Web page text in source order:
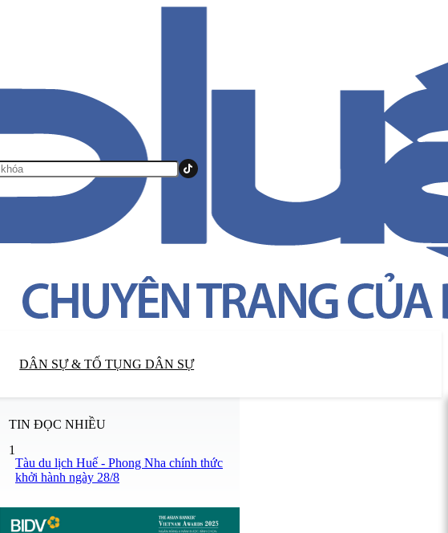
DÂN SỰ & TỐ TỤNG DÂN SỰ
TIN ĐỌC NHIỀU
1
Tàu du lịch Huế - Phong Nha chính thức
khởi hành ngày 28/8